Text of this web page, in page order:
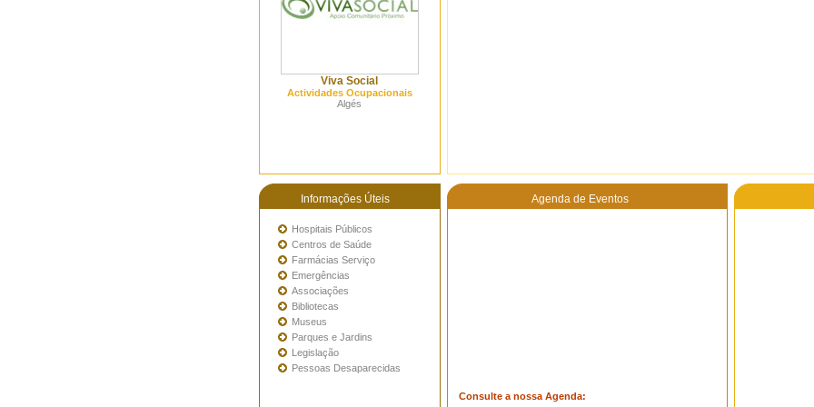
Viva Social
Actividades Ocupacionais
Algés
Informações Úteis Agenda de Eventos
Hospitais Públicos
Centros de Saúde
Farmácias Serviço
Emergências
Associações
Bibliotecas
Museus
Parques e Jardins
Legislação
Pessoas Desaparecidas
Consulte a nossa Agenda: